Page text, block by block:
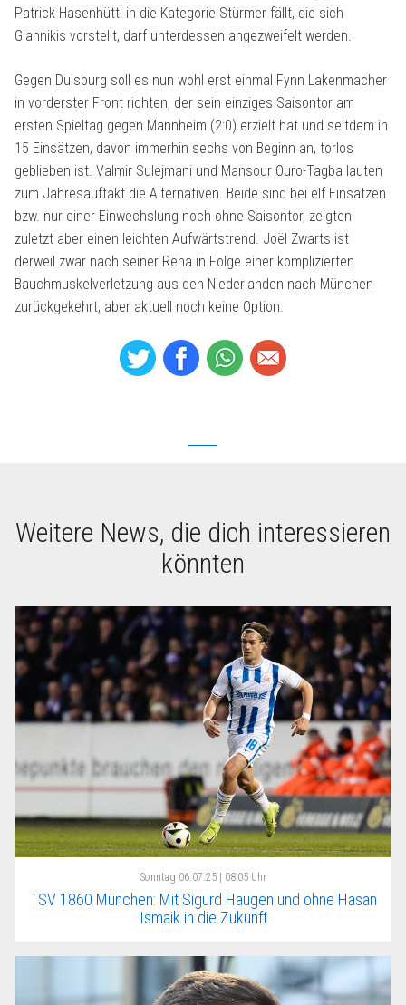
Patrick Hasenhüttl in die Kategorie Stürmer fällt, die sich
Giannikis vorstellt, darf unterdessen angezweifelt werden.
Gegen Duisburg soll es nun wohl erst einmal Fynn Lakenmacher
in vorderster Front richten, der sein einziges Saisontor am
ersten Spieltag gegen Mannheim (2:0) erzielt hat und seitdem in
15 Einsätzen, davon immerhin sechs von Beginn an, torlos
geblieben ist. Valmir Sulejmani und Mansour Ouro-Tagba lauten
zum Jahresauftakt die Alternativen. Beide sind bei elf Einsätzen
bzw. nur einer Einwechslung noch ohne Saisontor, zeigten
zuletzt aber einen leichten Aufwärtstrend. Joël Zwarts ist
derweil zwar nach seiner Reha in Folge einer komplizierten
Bauchmuskelverletzung aus den Niederlanden nach München
zurückgekehrt, aber aktuell noch keine Option.
Weitere News, die dich interessieren
könnten
Sonntag 06.07.25 | 08:05 Uhr
TSV 1860 München: Mit Sigurd Haugen und ohne Hasan
Ismaik in die Zukunft